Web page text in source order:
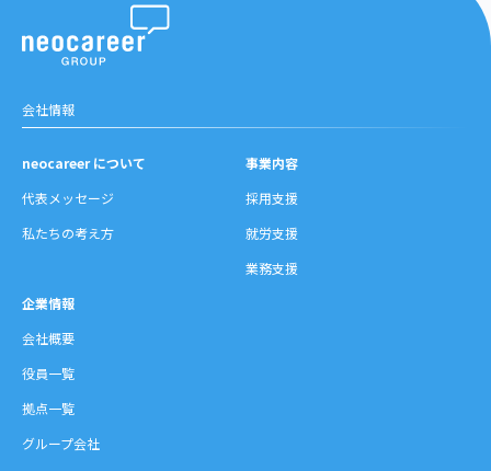
会社情報
neocareer について
代表メッセージ
私たちの考え方
事業内容
採用支援
就労支援
業務支援
企業情報
会社概要
役員一覧
拠点一覧
グループ会社